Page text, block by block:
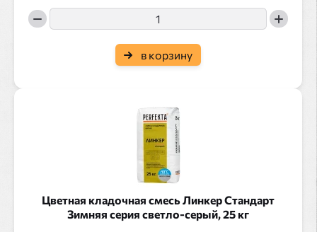
в корзину
Цветная кладочная смесь Линкер Стандарт
Зимняя серия светло-серый, 25 кг